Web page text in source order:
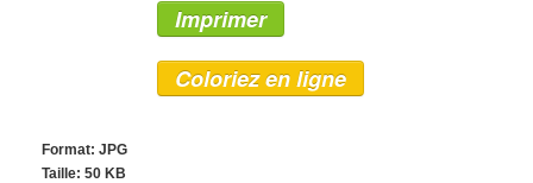
Imprimer
Coloriez en ligne
Format: JPG
Taille: 50 KB